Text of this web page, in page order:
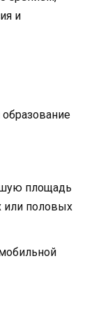
и
площадь
или половых